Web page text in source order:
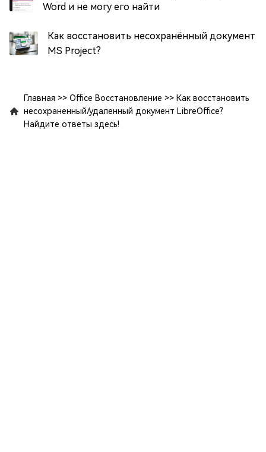
Word и не могу его найти
Как восстановить несохранённый документ
MS Project?
Главная >> Office Восстановление >> Как восстановить
несохраненный/удаленный документ LibreOffice?
Найдите ответы здесь!